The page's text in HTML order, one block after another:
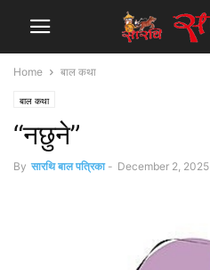
Home बाल कथा
बाल कथा
“नछुने”
By सारथि बाल पत्रिका - December 2, 2025